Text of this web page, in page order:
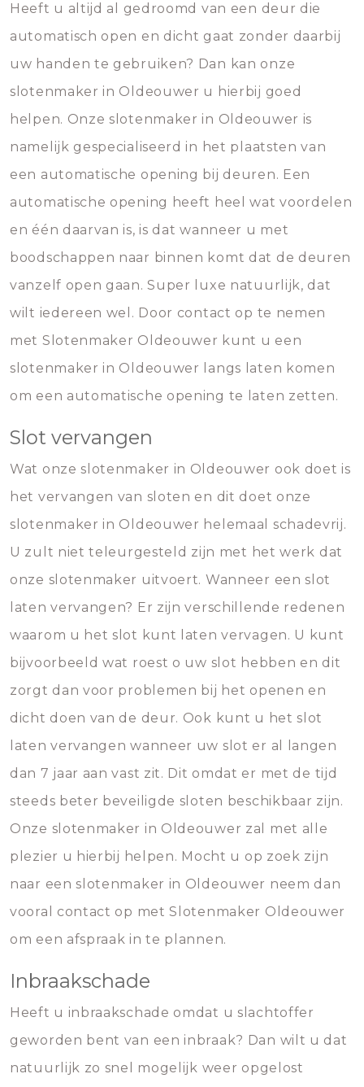
Heeft u altijd al gedroomd van een deur die
automatisch open en dicht gaat zonder daarbij
uw handen te gebruiken? Dan kan onze
slotenmaker in Oldeouwer u hierbij goed
helpen. Onze slotenmaker in Oldeouwer is
namelijk gespecialiseerd in het plaatsten van
een automatische opening bij deuren. Een
automatische opening heeft heel wat voordelen
en één daarvan is, is dat wanneer u met
boodschappen naar binnen komt dat de deuren
vanzelf open gaan. Super luxe natuurlijk, dat
wilt iedereen wel. Door contact op te nemen
met Slotenmaker Oldeouwer kunt u een
slotenmaker in Oldeouwer langs laten komen
om een automatische opening te laten zetten.
Slot vervangen
Wat onze slotenmaker in Oldeouwer ook doet is
het vervangen van sloten en dit doet onze
slotenmaker in Oldeouwer helemaal schadevrij.
U zult niet teleurgesteld zijn met het werk dat
onze slotenmaker uitvoert. Wanneer een slot
laten vervangen? Er zijn verschillende redenen
waarom u het slot kunt laten vervagen. U kunt
bijvoorbeeld wat roest o uw slot hebben en dit
zorgt dan voor problemen bij het openen en
dicht doen van de deur. Ook kunt u het slot
laten vervangen wanneer uw slot er al langen
dan 7 jaar aan vast zit. Dit omdat er met de tijd
steeds beter beveiligde sloten beschikbaar zijn.
Onze slotenmaker in Oldeouwer zal met alle
plezier u hierbij helpen. Mocht u op zoek zijn
naar een slotenmaker in Oldeouwer neem dan
vooral contact op met Slotenmaker Oldeouwer
om een afspraak in te plannen.
Inbraakschade
Heeft u inbraakschade omdat u slachtoffer
geworden bent van een inbraak? Dan wilt u dat
natuurlijk zo snel mogelijk weer opgelost